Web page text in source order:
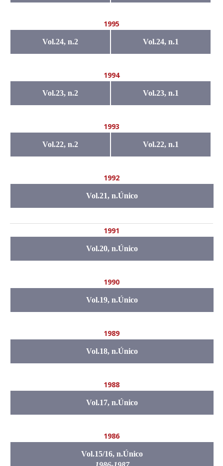
1995
Vol.24, n.2 Vol.24, n.1
1994
Vol.23, n.2 Vol.23, n.1
1993
Vol.22, n.2 Vol.22, n.1
1992
Vol.21, n.Único
1991
Vol.20, n.Único
1990
Vol.19, n.Único
1989
Vol.18, n.Único
1988
Vol.17, n.Único
1986
Vol.15/16, n.Único